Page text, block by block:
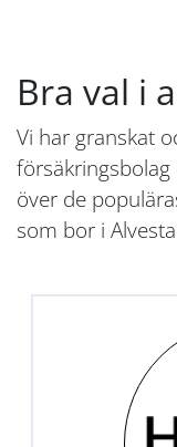
Bra val i
Vi har granskat
över de
som bor i